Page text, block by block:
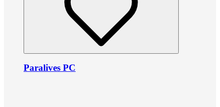
Paralives PC